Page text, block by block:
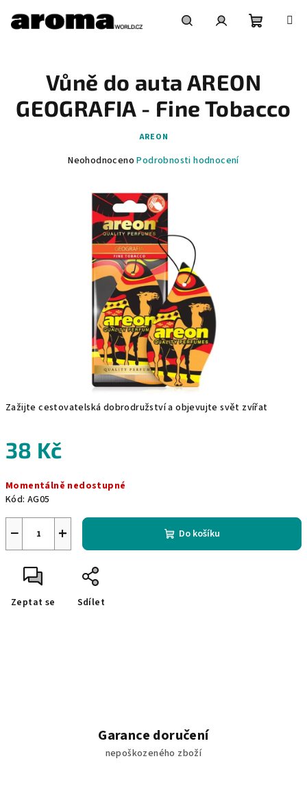
obsah
košík
Zažijte cestovatelská dobrodružství a objevujte svět zvířat
38 Kč
cena:
Momentálně nedostupné
Kód: AG05
+
− Do košíku
Zeptat se Sdílet
Vůně do auta AREON
GEOGRAFIA - Fine Tobacco
AREON
Průměrné
hvězdiček.
Neohodnoceno Podrobnosti hodnocení
Garance doručení
nepoškozeného zboží